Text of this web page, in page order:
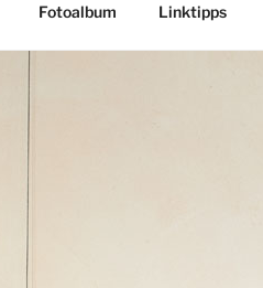
Fotoalbum Linktipps